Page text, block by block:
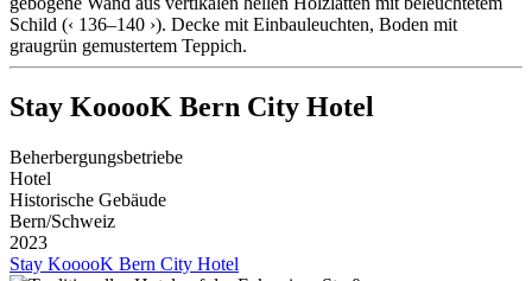
Stay KooooK Bern City Hotel
Beherbergungsbetriebe
Hotel
Historische Gebäude
Bern/Schweiz
2023
Stay KooooK Bern City Hotel